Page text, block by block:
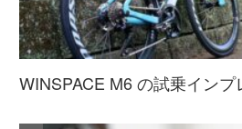
WINSPACE M6 の試乗インプ